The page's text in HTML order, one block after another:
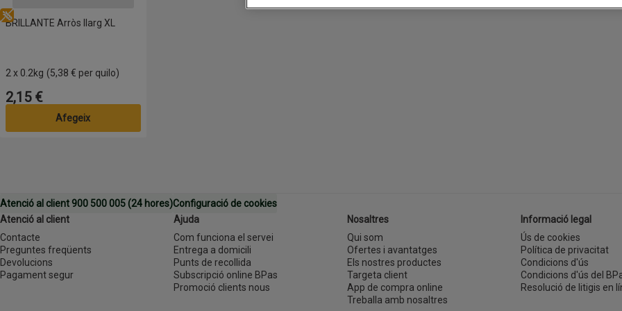
Sense gluten
BRILLANTE Arròs llarg XL
2 x 0.2kg (5,38 € per quilo)
Preu
2,15 €
Afegeix
Atenció al client 900 500 005 (24 hores)Configuració de cookies
Atenció al client
Contacte
Preguntes freqüents
Devolucions
Pagament segur
Ajuda
Com funciona el servei
Entrega a domicili
Punts de recollida
Subscripció online BPas
Promoció clients nous
Nosaltres
Qui som
Ofertes i avantatges
Els nostres productes
Targeta client
App de compra online
Treballa amb nosaltres
Informació legal
Ús de cookies
Política de privacitat
Condicions d'ús
Condicions d'ús del
Resolució de litigis en